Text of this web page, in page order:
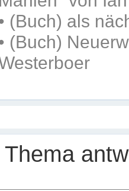
(Buch) als
(Buch)